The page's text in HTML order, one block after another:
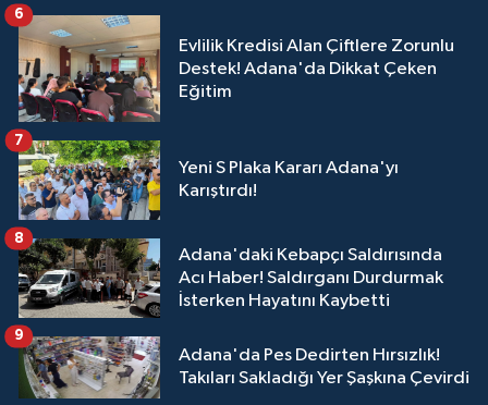
Evlilik Kredisi Alan Çiftlere Zorunlu
Destek! Adana'da Dikkat Çeken
Eğitim
6
Yeni S Plaka Kararı Adana'yı
Karıştırdı!
7
Adana'daki Kebapçı Saldırısında
Acı Haber! Saldırganı Durdurmak
İsterken Hayatını Kaybetti
8
Adana'da Pes Dedirten Hırsızlık!
Takıları Sakladığı Yer Şaşkına Çevirdi
9